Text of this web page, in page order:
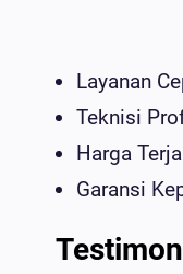
Layanan
Teknisi
Harga
Garansi